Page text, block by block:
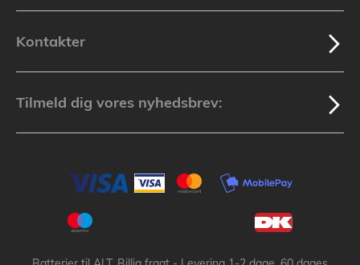
Kontakter
Tilmeld dig vores nyhedsbrev: